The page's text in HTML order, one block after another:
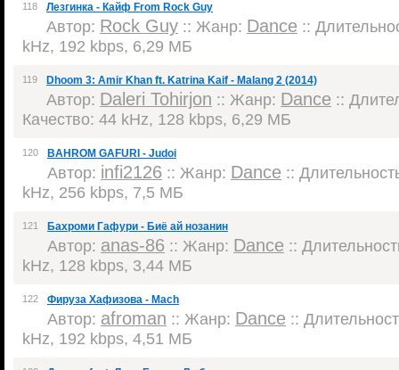
118 Лезгинка - Кайф From Rock Guy
Автор: Rock Guy :: Жанр: Dance ::
kHz, 192 kbps, 6,29 МБ
119 Dhoom 3: Amir Khan ft. Katrina Kaif - Malang 2 (2014)
Автор: Daleri Tohirjon :: Жанр: Dance ::
Качество: 44 kHz, 128 kbps, 6,29 МБ
120 BAHROM GAFURI - Judoi
Автор: infi2126 :: Жанр: Dance ::
kHz, 256 kbps, 7,5 МБ
121 Бахроми Гафури - Биё ай нозанин
Автор: anas-86 :: Жанр: Dance ::
kHz, 128 kbps, 3,44 МБ
122 Фируза Хафизова - Mach
Автор: afroman :: Жанр: Dance ::
kHz, 192 kbps, 4,51 МБ